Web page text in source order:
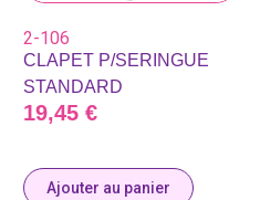
2-106
CLAPET P/SERINGUE
STANDARD
19,45 €
Ajouter au panier